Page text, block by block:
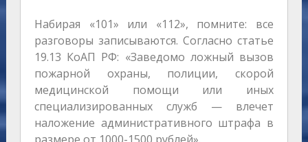
Набирая «101» или «112», помните: все
разговоры записываются. Согласно статье
19.13 КоАП РФ: «Заведомо ложный вызов
пожарной охраны, полиции, скорой
медицинской помощи или иных
специализированных служб — влечет
наложение административного штрафа в